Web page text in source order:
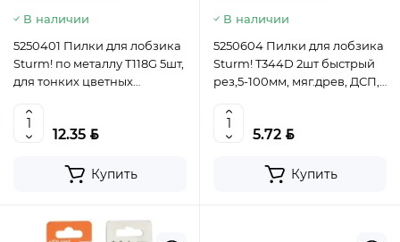
В наличии
5250401 Пилки для лобзика
Sturm! по металлу T118G 5шт,
для тонких цветных
(CN)
12.35 BYN
Купить
В наличии
5250604 Пилки для лобзика
Sturm! T344D 2шт быстрый
рез,5-100мм, мяг.древ, ДСП,
4603010084587 (CN)
5.72 BYN
Купить